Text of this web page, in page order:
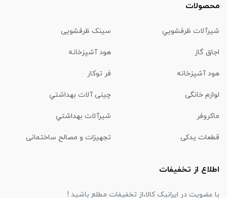
محصولات
شیرآلات ظرفشويي سینک ظرفشویی
اجاق گاز هود آشپزخانه
هود آشپزخانه فر توکار
لوازم خانگی چینی آلات بهداشتي
ماكروفر شیرآلات بهداشتي
قطعات یدکی تجهیزات و مصالح ساختمانی
اطلاع از تخفیفات
با عضویت در ایرانیک کالا،از تخفیفات مطلع باشید !